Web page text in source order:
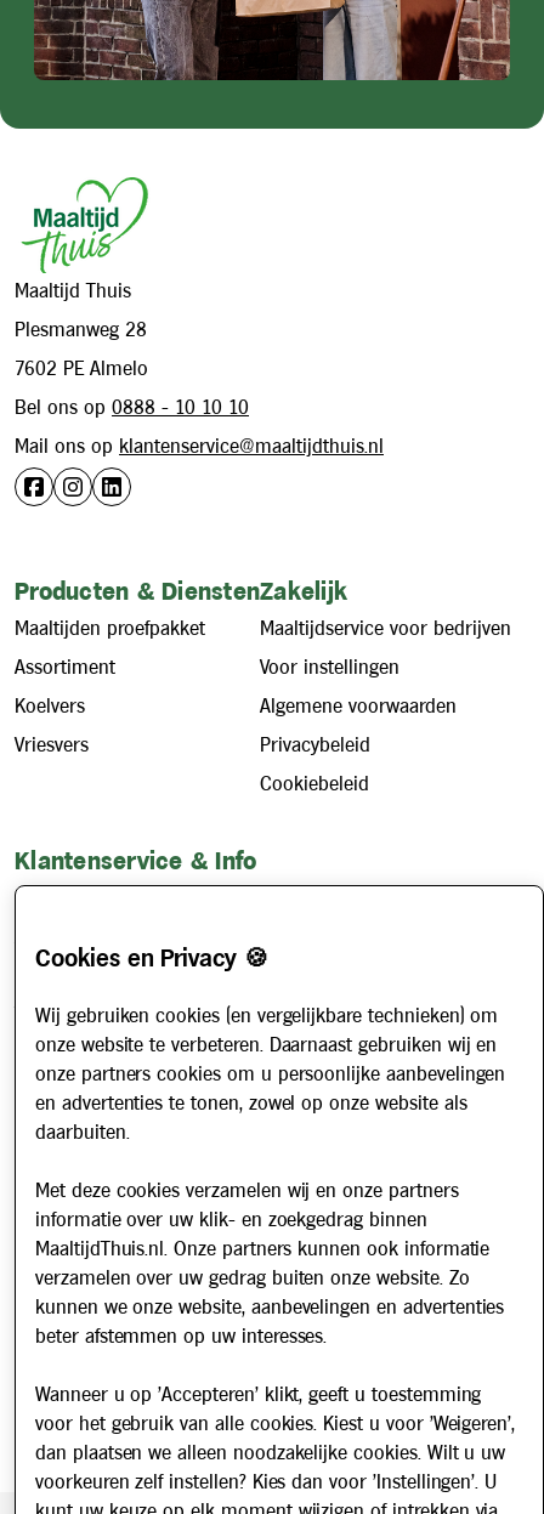
Maaltijd Thuis
Plesmanweg 28
7602 PE Almelo
Bel ons op 0888 - 10 10 10
Mail ons op klantenservice@maaltijdthuis.nl
Producten & Diensten
Maaltijden proefpakket
Assortiment
Koelvers
Vriesvers
Zakelijk
Maaltijdservice voor bedrijven
Voor instellingen
Algemene voorwaarden
Privacybeleid
Cookiebeleid
Klantenservice & Info
Hoe werkt het?
Veelgestelde vragen
Over ons
Werken bij
Nieuws
Nieuwsbrief
Schrijf u in voor onze nieuwsbrief en blijf op de hoogte van
updates over Maaltijd Thuis!
E-mailadres
Cookies en Privacy 🍪
Wij gebruiken cookies (en vergelijkbare technieken) om
onze website te verbeteren. Daarnaast gebruiken wij en
onze partners cookies om u persoonlijke aanbevelingen
en advertenties te tonen, zowel op onze website als
daarbuiten.
Met deze cookies verzamelen wij en onze partners
informatie over uw klik- en zoekgedrag binnen
MaaltijdThuis.nl. Onze partners kunnen ook informatie
verzamelen over uw gedrag buiten onze website. Zo
kunnen we onze website, aanbevelingen en advertenties
beter afstemmen op uw interesses.
Wanneer u op 'Accepteren' klikt, geeft u toestemming
voor het gebruik van alle cookies. Kiest u voor 'Weigeren',
dan plaatsen we alleen noodzakelijke cookies. Wilt u uw
voorkeuren zelf instellen? Kies dan voor 'Instellingen'. U